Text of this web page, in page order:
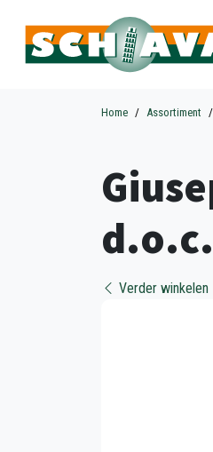
Home Assortiment
Verder winkelen